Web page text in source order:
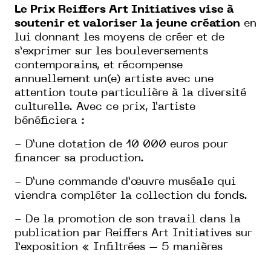
Le Prix Reiffers Art Initiatives vise à
soutenir et valoriser la jeune création en
lui donnant les moyens de créer et de
s’exprimer sur les bouleversements
contemporains, et récompense
annuellement un(e) artiste avec une
attention toute particulière à la diversité
culturelle. Avec ce prix, l’artiste
bénéficiera :
- D’une dotation de 10 000 euros pour
financer sa production.
- D’une commande d’œuvre muséale qui
viendra compléter la collection du fonds.
- De la promotion de son travail dans la
publication par Reiffers Art Initiatives sur
l’exposition « Infiltrées – 5 manières